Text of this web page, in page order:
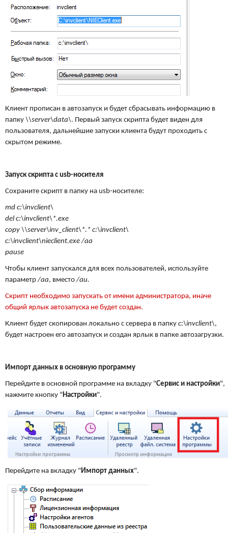
Клиент прописан в автозапуск и будет сбрасывать информацию в
папку \\server\data\. Первый запуск скрипта будет виден для
пользователя, дальнейшие запуски клиента будут проходить с
скрытом режиме.
Запуск скрипта с usb-носителя
Сохраните скрипт в папку на usb-носителе:
md c:\invclient\
del c:\invclient\*.exe
copy \\server\inv_client\*.* c:\invclient\
c:\invclient\nieclient.exe /aa
pause
Чтобы клиент запускался для всех пользователей, используйте
параметр/аа, вместо/аu.
Скрипт необходимо запускать от имени администратора, иначе
общий ярлык автозапуска не будет создан.
Клиент будет скопирован локально с сервера в папку c:\invclient\,
будет настроен его автозапуск и создан ярлык в папке автозагрузки.
Импорт данных в основную программу
Перейдите в основной программе на вкладку "Сервис и настройки",
нажмите кнопку " Настройки".
Перейдите на вкладку "Импорт данных".